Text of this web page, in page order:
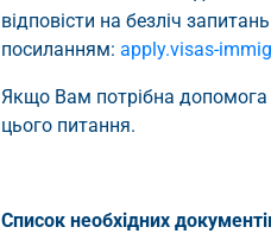
відповісти на безліч
посиланням: apply.visas-
Якщо Вам потрібна
цього питання.
Список необхідних